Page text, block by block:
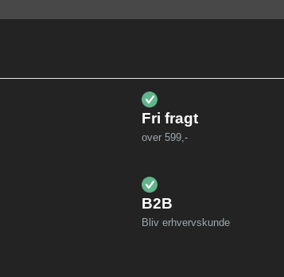
Fri fragt
over 599,-
B2B
Bliv erhvervskunde